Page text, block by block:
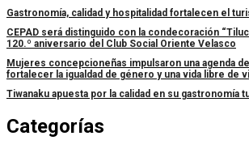
Gastronomía, calidad y hospitalidad fortalecen el
CEPAD será distinguido con la condecoración
120.º aniversario del Club Social Oriente Velasco
Mujeres concepcioneñas impulsaron una agenda
fortalecer la igualdad de género y una vida libre de
Tiwanaku apuesta por la calidad en su gastronomía
Categorías